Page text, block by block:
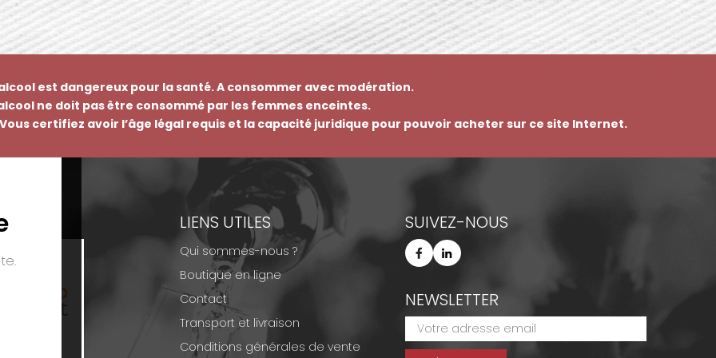
est dangereux pour la santé. A consommer avec modération.
ne doit pas être consommé par les femmes enceintes.
certifiez avoir l’âge légal requis et la capacité juridique pour pouvoir acheter sur ce site Internet.
LIENS UTILES
Qui sommes-nous ?
Boutique en ligne
Contact
Transport et livraison
Conditions générales de vente
SUIVEZ-NOUS
NEWSLETTER